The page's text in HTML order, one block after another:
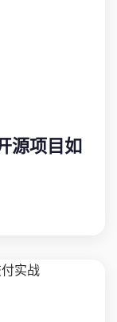
源项目如